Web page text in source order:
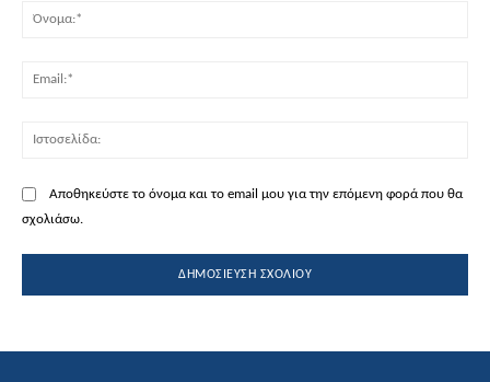
Αποθηκεύστε το όνομα και το email μου για την επόμενη φορά που θα
σχολιάσω.